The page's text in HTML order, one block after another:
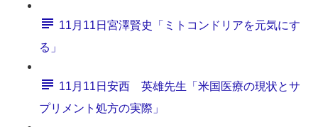
11月11日宮澤賢史「ミトコンドリアを元気にす
る」
11月11日安西 英雄先生「米国医療の現状とサ
プリメント処方の実際」